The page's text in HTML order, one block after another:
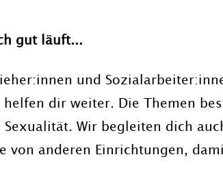
gut läuft...
und
dir weiter. Die Themen
Wir begleiten dich
von anderen Einrichtungen,